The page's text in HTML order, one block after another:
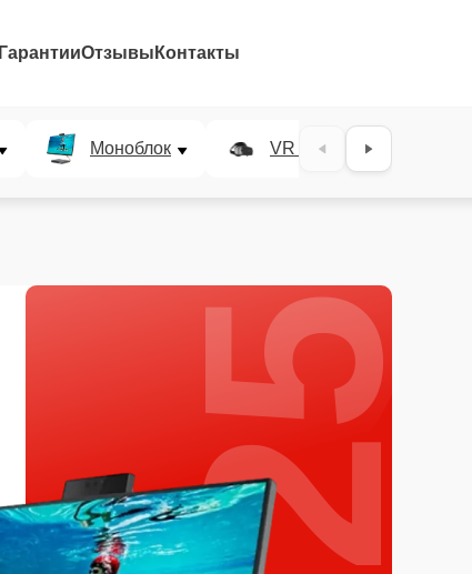
ГарантииОтзывы Контакты
Моноблок VR система
25%